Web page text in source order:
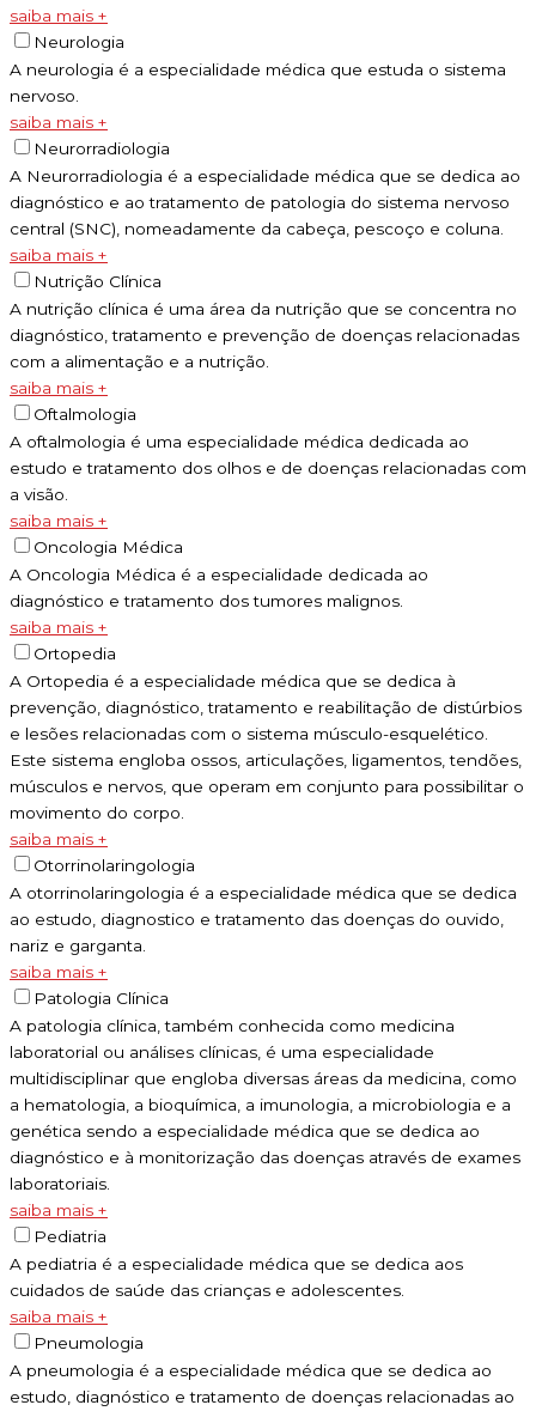
saiba mais +
Neurologia
A neurologia é a especialidade médica que estuda o sistema
nervoso.
saiba mais +
Neurorradiologia
A Neurorradiologia é a especialidade médica que se dedica ao
diagnóstico e ao tratamento de patologia do sistema nervoso
central (SNC), nomeadamente da cabeça, pescoço e coluna.
saiba mais +
Nutrição Clínica
A nutrição clínica é uma área da nutrição que se concentra no
diagnóstico, tratamento e prevenção de doenças relacionadas
com a alimentação e a nutrição.
saiba mais +
Oftalmologia
A oftalmologia é uma especialidade médica dedicada ao
estudo e tratamento dos olhos e de doenças relacionadas com
a visão.
saiba mais +
Oncologia Médica
A Oncologia Médica é a especialidade dedicada ao
diagnóstico e tratamento dos tumores malignos.
saiba mais +
Ortopedia
A Ortopedia é a especialidade médica que se dedica à
prevenção, diagnóstico, tratamento e reabilitação de distúrbios
e lesões relacionadas com o sistema músculo-esquelético.
Este sistema engloba ossos, articulações, ligamentos, tendões,
músculos e nervos, que operam em conjunto para possibilitar o
movimento do corpo.
saiba mais +
Otorrinolaringologia
A otorrinolaringologia é a especialidade médica que se dedica
ao estudo, diagnostico e tratamento das doenças do ouvido,
nariz e garganta.
saiba mais +
Patologia Clínica
A patologia clínica, também conhecida como medicina
laboratorial ou análises clínicas, é uma especialidade
multidisciplinar que engloba diversas áreas da medicina, como
a hematologia, a bioquímica, a imunologia, a microbiologia e a
genética sendo a especialidade médica que se dedica ao
diagnóstico e à monitorização das doenças através de exames
laboratoriais.
saiba mais +
Pediatria
A pediatria é a especialidade médica que se dedica aos
cuidados de saúde das crianças e adolescentes.
saiba mais +
Pneumologia
A pneumologia é a especialidade médica que se dedica ao
estudo, diagnóstico e tratamento de doenças relacionadas ao